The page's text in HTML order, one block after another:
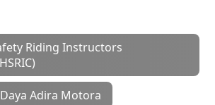
Riding Instructors
Adira Motora